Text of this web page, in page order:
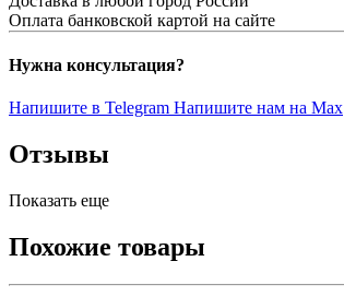
Оплата банковской картой на сайте
Нужна консультация?
Напишите в Telegram Напишите нам на Max
Отзывы
Показать еще
Похожие товары